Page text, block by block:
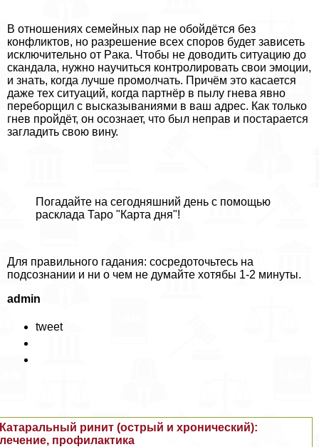
В отношениях семейных пар не обойдётся без
конфликтов, но разрешение всех споров будет зависеть
исключительно от Paка. Чтобы не доводить ситуацию до
скандала, нужно научиться контролировать свои эмоции,
и знать, когда лучше промолчать. Причём это касается
даже тех ситуаций, когда партнёр в пылу гнева явно
переборщил с высказываниями в ваш адрес. Как только
гнев пройдёт, он осознает, что был неправ и постарается
загладить свою вину.
Погадайте на сегодняшний день c помощью
расклада Таро "Карта дня"!
Для правильного гадания: сосредоточьтесь на
подсознании и ни о чем не думайте хотябы 1-2 минуты.
admin
tweet
Катаральный ринит (острый и хронический):
лечение, профилактика